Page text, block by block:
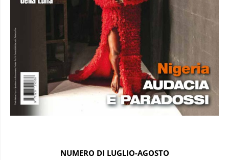
NUMERO DI LUGLIO-AGOSTO